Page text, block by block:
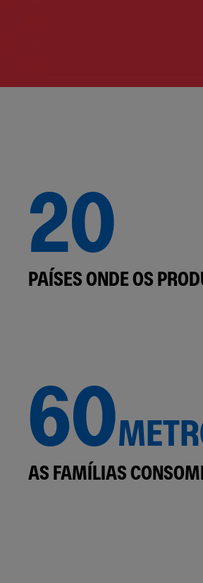
20
PAÍSES ONDE OS
60
AS FAMÍLIAS